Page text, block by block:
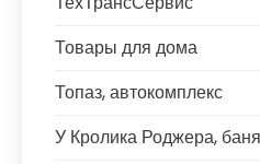
Товары для дома
Топаз, автокомплекс
У Кролика Роджера,